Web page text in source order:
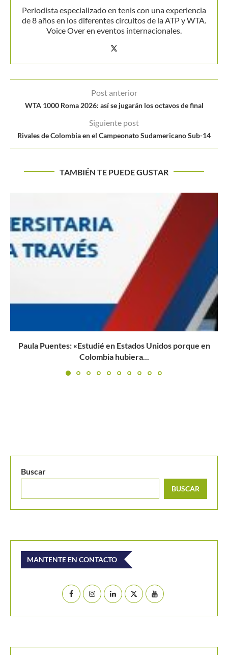
Periodista especializado en tenis con una experiencia
de 8 años en los diferentes circuitos de la ATP y WTA.
Voice Over en eventos internacionales.
Post anterior
WTA 1000 Roma 2026: así se jugarán los octavos de final
Siguiente post
Rivales de Colombia en el Campeonato Sudamericano Sub-14
TAMBIÉN TE PUEDE GUSTAR
La parte mental, clave en el primer título de Emanuela...
BUSCAR